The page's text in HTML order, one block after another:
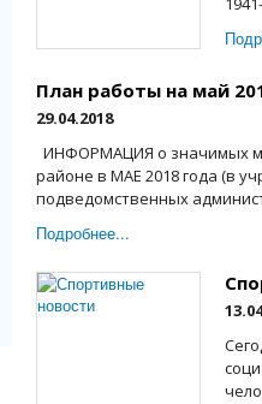
План работы на май
29.04.2018
ИНФОРМАЦИЯ о значимых
районе в МАЕ 2018 года (в
подведомственных
Подробнее...